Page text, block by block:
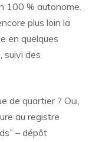
100 % autonome.
plus loin la
en quelques
suivi des
de quartier ? Oui,
au registre
– dépôt